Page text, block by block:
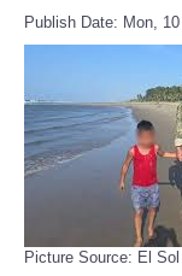
Publish Date: Mon,
Picture Source: El